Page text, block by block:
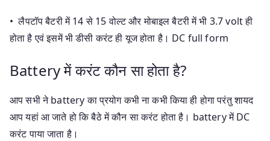
• लैपटॉप बैटरी में 14 से 15 वोल्ट और मोबाइल बैटरी में भी 3.7 volt ही
होता है एवं इसमें भी डीसी करंट ही यूज होता है। DC full form
Battery में करंट कौन सा होता है?
आप सभी ने battery का प्रयोग कभी ना कभी किया ही होगा परंतु शायद
आप यहां आ जाते हो कि बैठे में कौन सा करंट होता है। battery में DC
करंट पाया जाता है।